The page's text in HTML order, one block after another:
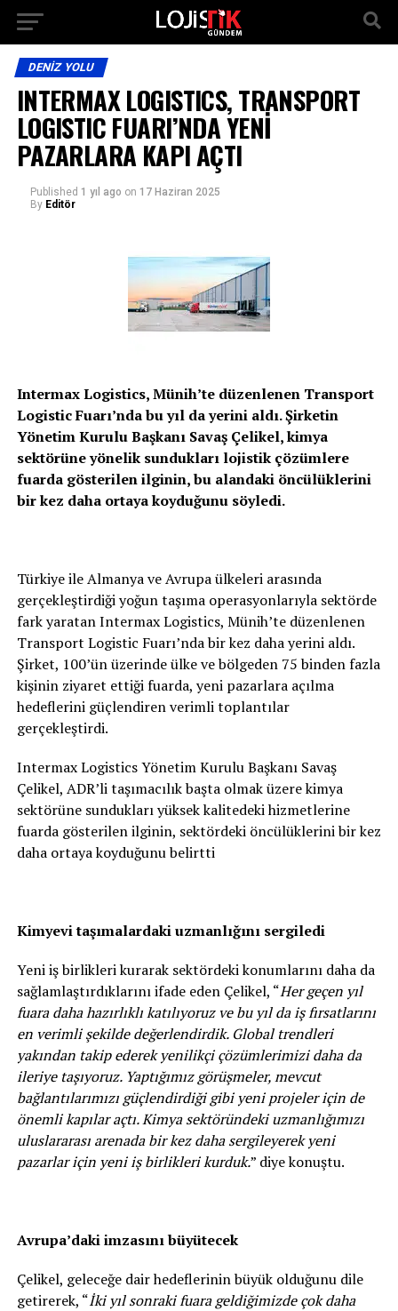
DENIZ YOLU
INTERMAX LOGISTICS, TRANSPORT
LOGISTIC FUARI’NDA YENİ
PAZARLARA KAPI AÇTI
Published 1 yıl ago on 17 Haziran 2025
By Editör
Intermax Logistics, Münih’te düzenlenen Transport
Logistic Fuarı’nda bu yıl da yerini aldı. Şirketin
Yönetim Kurulu Başkanı Savaş Çelikel, kimya
sektörüne yönelik sundukları lojistik çözümlere
fuarda gösterilen ilginin, bu alandaki öncülüklerini
bir kez daha ortaya koyduğunu söyledi.
Türkiye ile Almanya ve Avrupa ülkeleri arasında
gerçekleştirdiği yoğun taşıma operasyonlarıyla sektörde
fark yaratan Intermax Logistics, Münih’te düzenlenen
Transport Logistic Fuarı’nda bir kez daha yerini aldı.
Şirket, 100’ün üzerinde ülke ve bölgeden 75 binden fazla
kişinin ziyaret ettiği fuarda, yeni pazarlara açılma
hedeflerini güçlendiren verimli toplantılar
gerçekleştirdi.
Intermax Logistics Yönetim Kurulu Başkanı Savaş
Çelikel, ADR’li taşımacılık başta olmak üzere kimya
sektörüne sundukları yüksek kalitedeki hizmetlerine
fuarda gösterilen ilginin, sektördeki öncülüklerini bir kez
daha ortaya koyduğunu belirtti
Kimyevi taşımalardaki uzmanlığını sergiledi
Yeni iş birlikleri kurarak sektördeki konumlarını daha da
sağlamlaştırdıklarını ifade eden Çelikel, “Her geçen yıl
fuara daha hazırlıklı katılıyoruz ve bu yıl da iş fırsatlarını
en verimli şekilde değerlendirdik. Global trendleri
yakından takip ederek yenilikçi çözümlerimizi daha da
ileriye taşıyoruz. Yaptığımız görüşmeler, mevcut
bağlantılarımızı güçlendirdiği gibi yeni projeler için de
önemli kapılar açtı. Kimya sektöründeki uzmanlığımızı
uluslararası arenada bir kez daha sergileyerek yeni
pazarlar için yeni iş birlikleri kurduk.” diye konuştu.
Avrupa’daki imzasını büyütecek
Çelikel, geleceğe dair hedeflerinin büyük olduğunu dile
getirerek, “İki yıl sonraki fuara geldiğimizde çok daha